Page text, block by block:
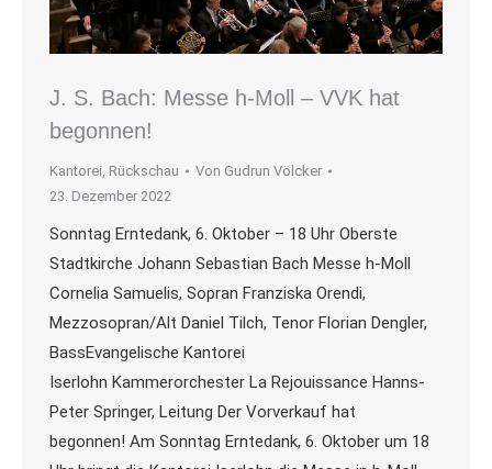
J. S. Bach: Messe h-Moll – VVK hat
begonnen!
Kantorei, Rückschau Von Gudrun Völcker
23. Dezember 2022
Sonntag Erntedank, 6. Oktober – 18 Uhr Oberste
Stadtkirche Johann Sebastian Bach Messe h-Moll
Cornelia Samuelis, Sopran Franziska Orendi,
Mezzosopran/Alt Daniel Tilch, Tenor Florian Dengler,
BassEvangelische Kantorei
Iserlohn Kammerorchester La Rejouissance Hanns-
Peter Springer, Leitung Der Vorverkauf hat
begonnen! Am Sonntag Erntedank, 6. Oktober um 18